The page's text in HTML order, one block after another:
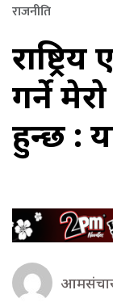
राजनीति
गर्ने
हुन्छ :